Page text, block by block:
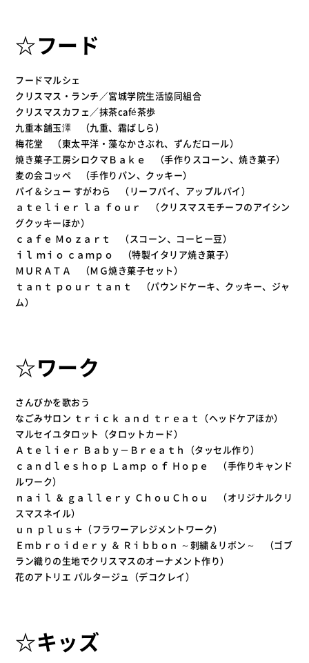
☆フード
フードマルシェ
クリスマス・ランチ／宮城学院生活協同組合
クリスマスカフェ／抹茶café茶歩
九重本舗玉澤 （九重、霜ばしら）
梅花堂 （東太平洋・藻なかさぶれ、ずんだロール）
焼き菓子工房シロクマＢａｋｅ （手作りスコーン、焼き菓子）
麦の会コッペ （手作りパン、クッキー）
パイ＆シュー すがわら （リーフパイ、アップルパイ）
ａｔｅｌｉｅｒ ｌａ ｆｏｕｒ （クリスマスモチーフのアイシン
グクッキーほか）
ｃａｆｅ Ｍｏｚａｒｔ （スコーン、コーヒー豆）
ｉｌ ｍｉｏ ｃａｍｐｏ （特製イタリア焼き菓子）
ＭＵＲＡＴＡ （ＭＧ焼き菓子セット）
ｔａｎｔ ｐｏｕｒ ｔａｎｔ （パウンドケーキ、クッキー、ジャ
ム）
☆ワーク
さんびかを歌おう
なごみサロン ｔｒｉｃｋ ａｎｄ ｔｒｅａｔ（ヘッドケアほか）
マルセイユタロット（タロットカード）
Ａｔｅｌｉｅｒ Ｂａｂｙ－Ｂｒｅａｔｈ（タッセル作り）
ｃａｎｄｌｅｓｈｏｐ Ｌａｍｐ ｏｆ Ｈｏｐｅ （手作りキャンド
ルワーク）
ｎａｉｌ ＆ ｇａｌｌｅｒｙ ＣｈｏｕＣｈｏｕ （オリジナルクリ
スマスネイル）
ｕｎ ｐｌｕｓ＋（フラワーアレジメントワーク）
Ｅｍｂｒｏｉｄｅｒｙ ＆ Ｒｉｂｂｏｎ ～刺繍＆リボン～ （ゴブ
ラン織りの生地でクリスマスのオーナメント作り）
花のアトリエ パルタージュ（デコクレイ）
☆キッズ